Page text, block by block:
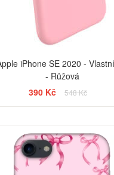
iPhone SE 2020 -
- Růžová
390 Kč
548 Kč